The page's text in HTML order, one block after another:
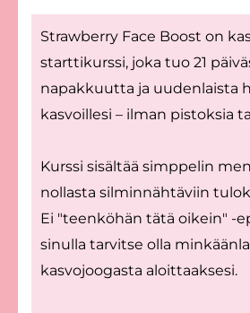
Strawberry Face Boost on
starttikurssi, joka tuo 21
napakkuutta ja uudenlaista
kasvoillesi – ilman pistoksia
Kurssi sisältää simppelin
nollasta silminnähtäviin
Ei "teenköhän tätä oikein" -
sinulla tarvitse olla
kasvojoogasta aloittaaksesi.